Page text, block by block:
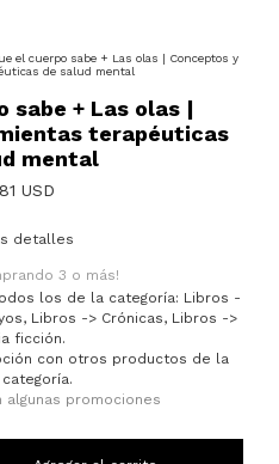
el cuerpo sabe + Las olas | Conceptos y
de salud mental
sabe + Las olas |
terapéuticas
mental
USD
detalles
3 o más!
los de la categoría: Libros -
Libros -> Crónicas, Libros ->
ficción.
con otros productos de la
algunas promociones